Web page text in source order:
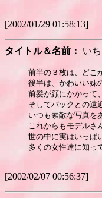
[2002/01/29 01:58:13]
タイトル＆名前：
前半の３枚は、どこ
後半は、かわいい妹
前髪が顔にかかって
そしてバックとの遠
いつも素敵な写真を
これからもモデルさ
世の中に実はいっぱ
多くの女性達に知っ
[2002/02/07 00:56:37]